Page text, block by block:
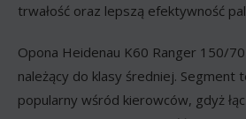
trwałość oraz lepszą efektywność
Opona Heidenau K60 Ranger 150/
należący do klasy średniej. Segment
popularny wśród kierowców, gdyż